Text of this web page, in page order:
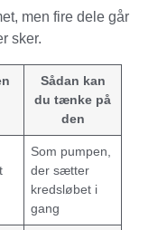
men fire dele går
sker.
Sådan kan
du tænke på
den
Som pumpen,
der sætter
kredsløbet i
gang